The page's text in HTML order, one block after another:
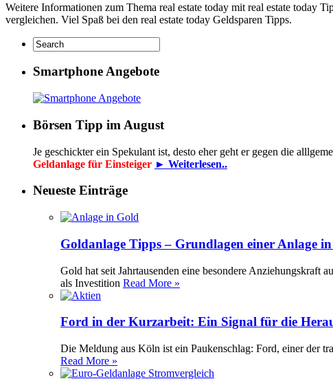
Weitere Informationen zum Thema real estate today mit real estate today
vergleichen. Viel Spaß bei den real estate today Geldsparen Tipps.
Smartphone Angebote
Börsen Tipp im August
Je geschickter ein Spekulant ist, desto eher geht er gegen die
Geldanlage für Einsteiger ► Weiterlesen..
Neueste Einträge
Goldanlage Tipps – Grundlagen einer Anlage
Gold hat seit Jahrtausenden eine besondere Anziehungskraft
als Investition Read More »
Ford in der Kurzarbeit: Ein Signal für die
Die Meldung aus Köln ist ein Paukenschlag: Ford, einer der
Read More »